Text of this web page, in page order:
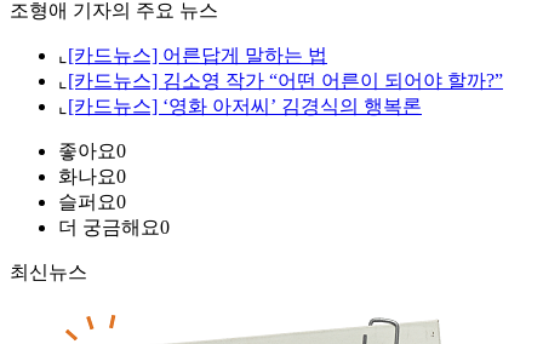
조형애 기자의 주요 뉴스
⌞ [카드뉴스] 어른답게 말하는 법
⌞ [카드뉴스] 김소영 작가 “어떤 어른이 되어야 할까?”
⌞ [카드뉴스] ‘영화 아저씨’ 김경식의 행복론
좋아요0
화나요0
슬퍼요0
더 궁금해요0
최신뉴스